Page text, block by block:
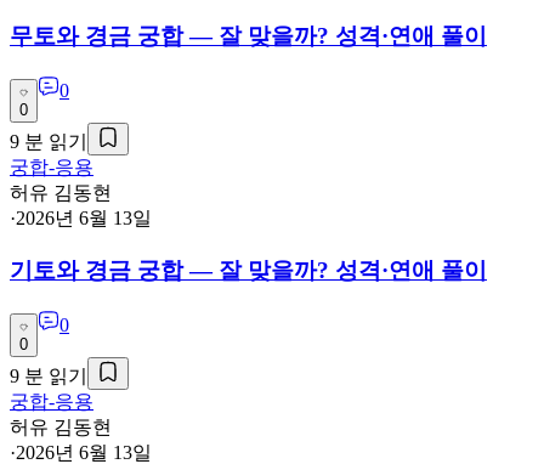
무토와 경금 궁합 — 잘 맞을까? 성격·연애 풀이
0
0
9 분 읽기
궁합-응용
허유 김동현
·2026년 6월 13일
기토와 경금 궁합 — 잘 맞을까? 성격·연애 풀이
0
0
9 분 읽기
궁합-응용
허유 김동현
·2026년 6월 13일